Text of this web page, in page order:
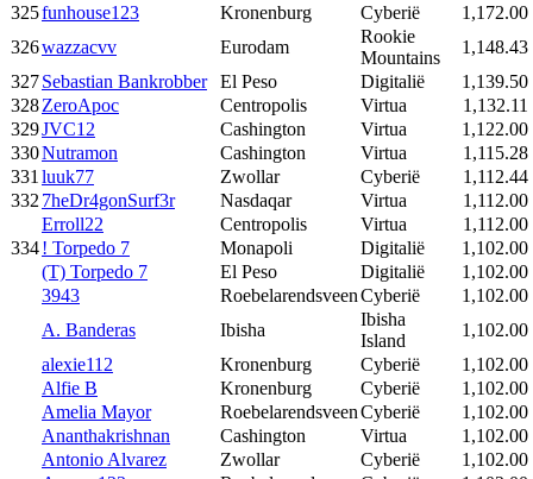
325funhouse123 Kronenburg Cyberië
1,172.00
326wazzacvv Eurodam
Rookie
Mountains
1,148.43
327Sebastian Bankrobber El Peso Digitalië
1,139.50
328ZeroApoc Centropolis Virtua
1,132.11
329JVC12 Cashington Virtua
1,122.00
330Nutramon Cashington Virtua
1,115.28
331 luuk77 Zwollar Cyberië
1,112.44
332 7heDr4gonSurf3r Nasdaqar Virtua
1,112.00
Erroll22
Centropolis Virtua
1,112.00
334! Torpedo 7 Monapoli Digitalië
1,102.00
(T) Torpedo 7
El Peso Digitalië
1,102.00
3943
RoebelarendsveenCyberië
1,102.00
A. Banderas
Ibisha
Ibisha
Island
1,102.00
alexie112
Kronenburg Cyberië
1,102.00
Alfie B
Kronenburg Cyberië
1,102.00
Amelia Mayor
RoebelarendsveenCyberië
1,102.00
Ananthakrishnan
Cashington Virtua
1,102.00
Antonio Alvarez
Zwollar Cyberië
1,102.00